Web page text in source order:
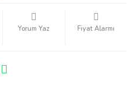
Yorum Yaz Fiyat Alarmı